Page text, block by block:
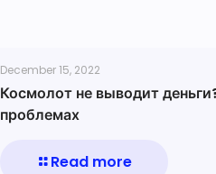
December 15, 2022
Космолот не выводит
проблемах
Read more